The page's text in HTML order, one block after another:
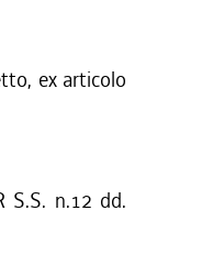
ex articolo
S.S. n.12 dd.